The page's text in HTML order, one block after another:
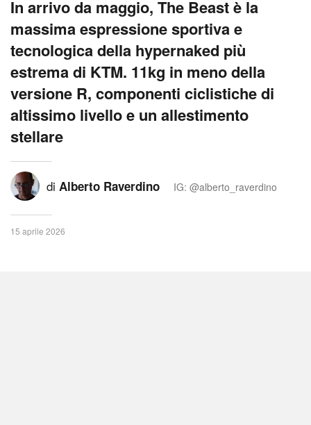
In arrivo da maggio, The Beast è la
massima espressione sportiva e
tecnologica della hypernaked più
estrema di KTM. 11kg in meno della
versione R, componenti ciclistiche di
altissimo livello e un allestimento
stellare
di Alberto Raverdino IG: @alberto_raverdino
15 aprile 2026